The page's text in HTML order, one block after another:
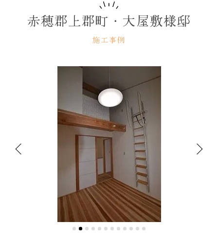
施工事例
赤穂郡上郡町・大屋敷様邸